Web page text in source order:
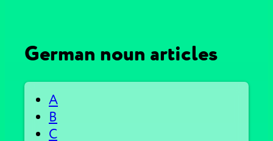
German noun articles
A
B
C